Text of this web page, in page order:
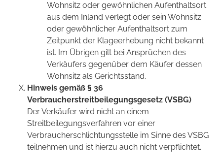
Wohnsitz oder gewöhnlichen Aufenthaltsort
aus dem Inland verlegt oder sein Wohnsitz
oder gewöhnlicher Aufenthaltsort zum
Zeitpunkt der Klageerhebung nicht bekannt
ist. Im Übrigen gilt bei Ansprüchen des
Verkäufers gegenüber dem Käufer dessen
Wohnsitz als Gerichtsstand.
Hinweis gemäß § 36
Verbraucherstreitbeilegungsgesetz (VSBG)
Der Verkäufer wird nicht an einem
Streitbeilegungsverfahren vor einer
Verbraucherschlichtungsstelle im Sinne des VSBG
teilnehmen und ist hierzu auch nicht verpflichtet.